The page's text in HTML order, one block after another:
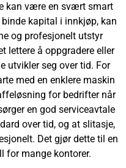
kan være en svært smart
kapital i innkjøp, kan
og profesjonelt utstyr
lettere å oppgradere eller
utvikler seg over tid. For
med en enklere maskin
for bedrifter når
en god serviceavtale
over tid, og at slitasje,
Det gjør dette til en
for mange kontorer.